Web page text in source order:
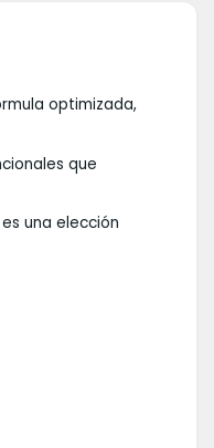
optimizada,
que
una elección